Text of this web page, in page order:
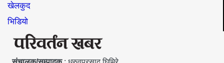
खेलकुद
भिडियो